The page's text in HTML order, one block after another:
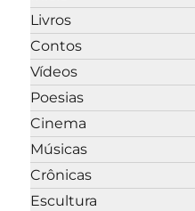
Livros
Contos
Vídeos
Poesias
Cinema
Músicas
Crônicas
Escultura